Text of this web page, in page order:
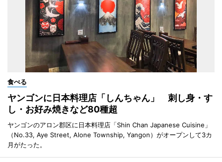
食べる
ヤンゴンに日本料理店「しんちゃん」 刺し身・す
し・お好み焼きなど80種超
ヤンゴンのアロン郡区に日本料理店「Shin Chan Japanese Cuisine」
（No.33, Aye Street, Alone Township, Yangon）がオープンして3カ
月がたった。